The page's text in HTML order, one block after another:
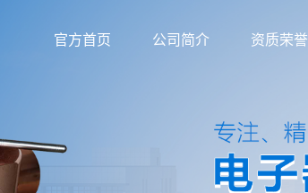
官方首页 公司简介 资质荣誉